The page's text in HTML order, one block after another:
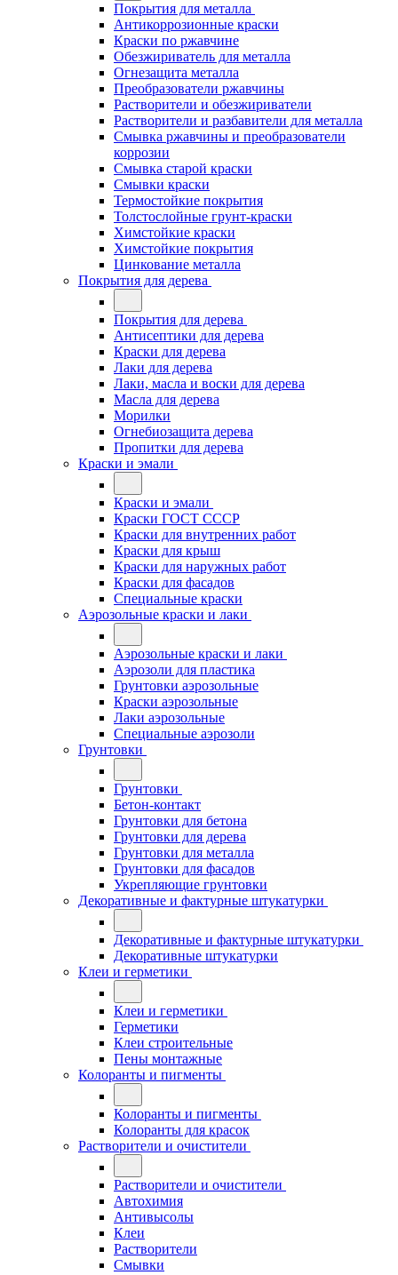
Покрытия для металла
Антикоррозионные краски
Краски по ржавчине
Обезжириватель для металла
Огнезащита металла
Преобразователи ржавчины
Растворители и обезжириватели
Растворители и разбавители для металла
Смывка ржавчины и преобразователи
коррозии
Смывка старой краски
Смывки краски
Термостойкие покрытия
Толстослойные грунт-краски
Химстойкие краски
Химстойкие покрытия
Цинкование металла
Покрытия для дерева
Покрытия для дерева
Антисептики для дерева
Краски для дерева
Лаки для дерева
Лаки, масла и воски для дерева
Масла для дерева
Морилки
Огнебиозащита дерева
Пропитки для дерева
Краски и эмали
Краски и эмали
Краски ГОСТ СССР
Краски для внутренних работ
Краски для крыш
Краски для наружных работ
Краски для фасадов
Специальные краски
Аэрозольные краски и лаки
Аэрозольные краски и лаки
Аэрозоли для пластика
Грунтовки аэрозольные
Краски аэрозольные
Лаки аэрозольные
Специальные аэрозоли
Грунтовки
Грунтовки
Бетон-контакт
Грунтовки для бетона
Грунтовки для дерева
Грунтовки для металла
Грунтовки для фасадов
Укрепляющие грунтовки
Декоративные и фактурные штукатурки
Декоративные и фактурные штукатурки
Декоративные штукатурки
Клеи и герметики
Клеи и герметики
Герметики
Клеи строительные
Пены монтажные
Колоранты и пигменты
Колоранты и пигменты
Колоранты для красок
Растворители и очистители
Растворители и очистители
Автохимия
Антивысолы
Клеи
Растворители
Смывки